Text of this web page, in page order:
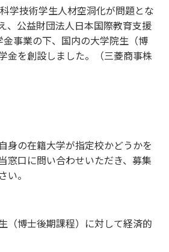
学技術学生人材空洞化が問題とな
、公益財団法人日本国際教育支援
事業の下、国内の大学院生（博
金を創設しました。（三菱商事株
身の在籍大学が指定校かどうかを
窓口に問い合わせいただき、募集
い。
（博士後期課程）に対して経済的